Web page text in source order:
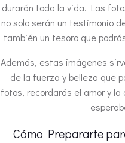
durarán toda la vida. Las
no solo serán un testimonio
también un tesoro que
Además, estas imágenes
de la fuerza y belleza que
fotos, recordarás el amor y
Cómo Prepararte